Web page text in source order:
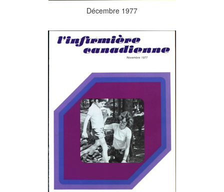
Décembre 1977